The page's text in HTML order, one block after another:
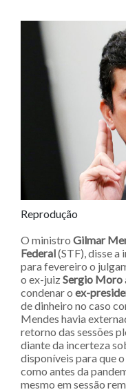
Reprodução
O ministro Gilmar
Federal(STF), disse
para fevereiro o
o ex-juizSergio Moro
condenar o ex-
de dinheiro no caso
Mendes havia
retorno das sessões
diante da incerteza
disponíveis para que
como antes da
mesmo em sessão